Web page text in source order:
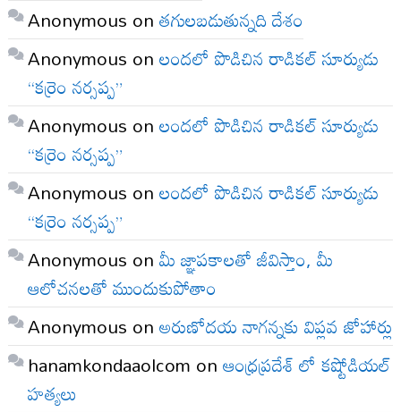
Anonymous onతగులబడుతున్నది దేశం
Anonymous onలందలో పొడిచిన రాడికల్ సూర్యుడు
“కర్రెం నర్సప్ప”
Anonymous onలందలో పొడిచిన రాడికల్ సూర్యుడు
“కర్రెం నర్సప్ప”
Anonymous onలందలో పొడిచిన రాడికల్ సూర్యుడు
“కర్రెం నర్సప్ప”
Anonymous onమీ జ్ఞాపకాలతో జీవిస్తాం, మీ
ఆలోచనలతో ముందుకుపోతాం
Anonymous onఅరుణోదయ నాగన్నకు విప్లవ జోహార్లు
hanamkondaaolcom onఆంధ్రప్రదేశ్ లో కష్టోడియల్
హత్యలు